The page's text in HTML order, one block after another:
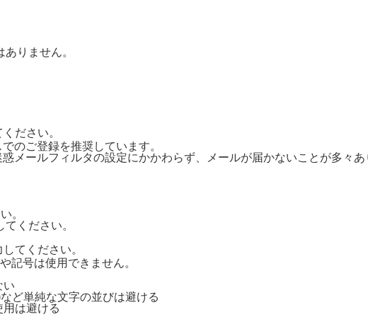
りません。
ださい。
のご登録を推奨しています。
メールフィルタの設定にかかわらず、メールが届かないことが多々あ
。
ください。
てください。
記号は使用できません。
い
ど単純な文字の並びは避ける
は避ける